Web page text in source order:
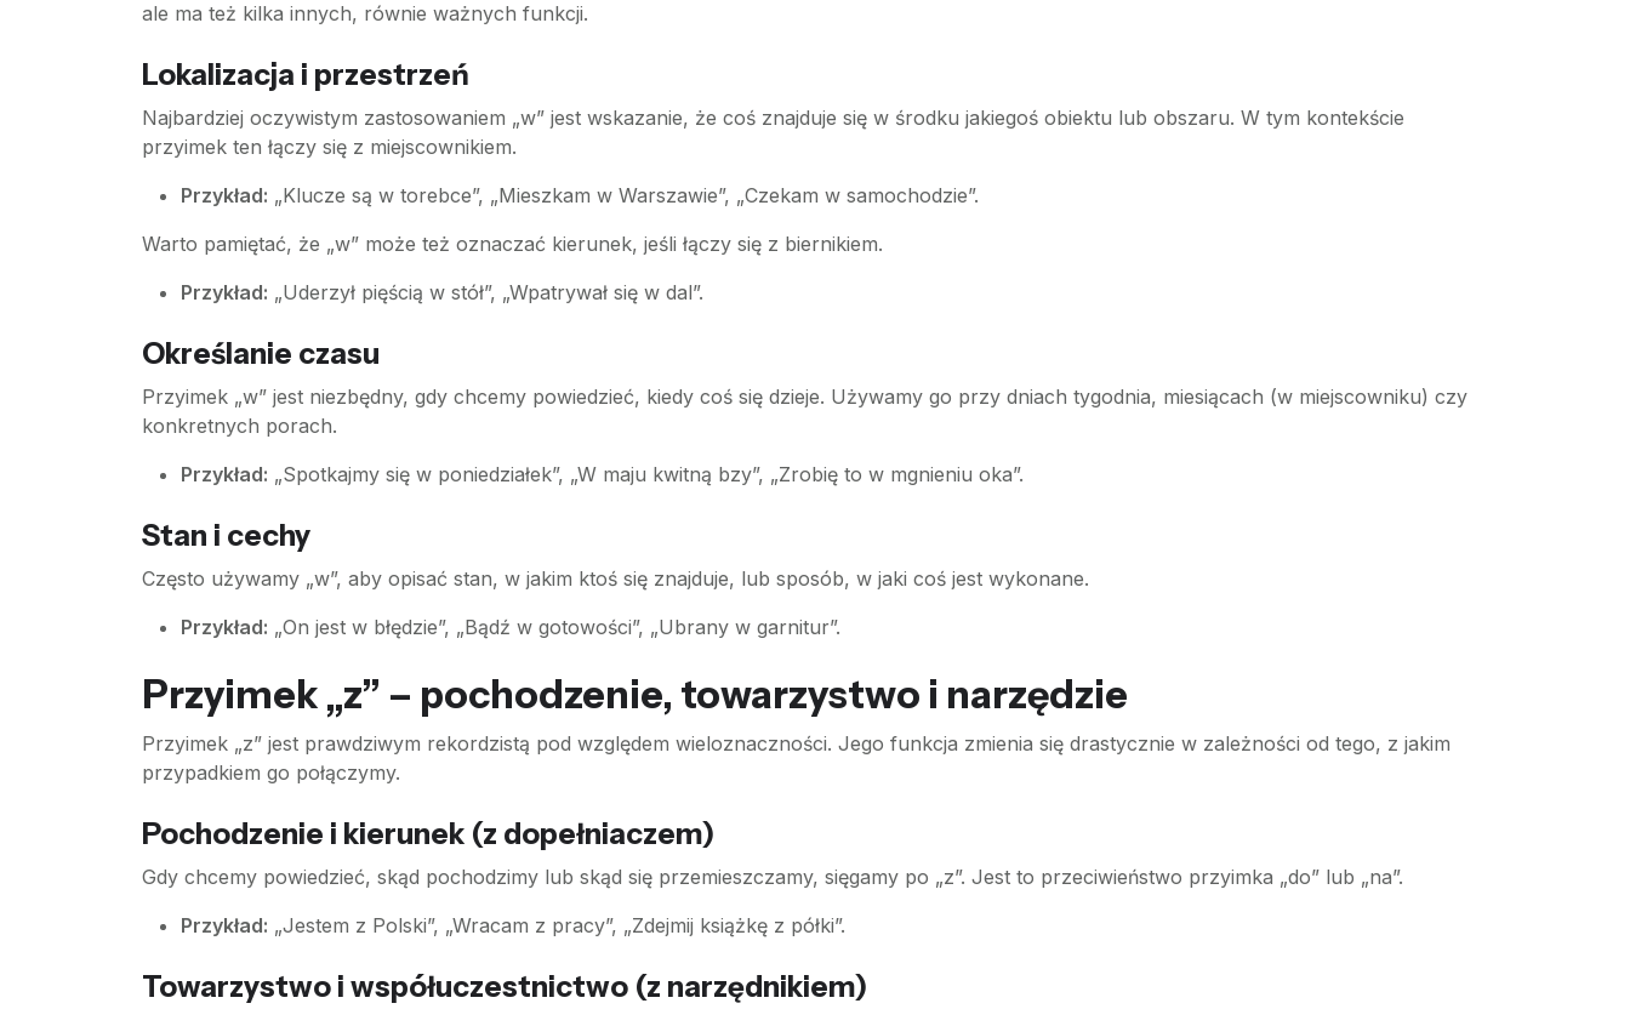
ale ma też kilka innych, równie ważnych funkcji.
Lokalizacja i przestrzeń
Najbardziej oczywistym zastosowaniem „w” jest wskazanie, że coś znajduje się w środku jakiegoś obiektu lub obszaru. W tym kontekście
przyimek ten łączy się z miejscownikiem.
Przykład: „Klucze są w torebce”, „Mieszkam w Warszawie”, „Czekam w samochodzie”.
Warto pamiętać, że „w” może też oznaczać kierunek, jeśli łączy się z biernikiem.
Przykład: „Uderzył pięścią w stół”, „Wpatrywał się w dal”.
Określanie czasu
Przyimek „w” jest niezbędny, gdy chcemy powiedzieć, kiedy coś się dzieje. Używamy go przy dniach tygodnia, miesiącach (w miejscowniku) czy
konkretnych porach.
Przykład: „Spotkajmy się w poniedziałek”, „W maju kwitną bzy”, „Zrobię to w mgnieniu oka”.
Stan i cechy
Często używamy „w”, aby opisać stan, w jakim ktoś się znajduje, lub sposób, w jaki coś jest wykonane.
Przykład: „On jest w błędzie”, „Bądź w gotowości”, „Ubrany w garnitur”.
Przyimek „z” – pochodzenie, towarzystwo i narzędzie
Przyimek „z” jest prawdziwym rekordzistą pod względem wieloznaczności. Jego funkcja zmienia się drastycznie w zależności od tego, z jakim
przypadkiem go połączymy.
Pochodzenie i kierunek (z dopełniaczem)
Gdy chcemy powiedzieć, skąd pochodzimy lub skąd się przemieszczamy, sięgamy po „z”. Jest to przeciwieństwo przyimka „do” lub „na”.
Przykład: „Jestem z Polski”, „Wracam z pracy”, „Zdejmij książkę z półki”.
Towarzystwo i współuczestnictwo (z narzędnikiem)